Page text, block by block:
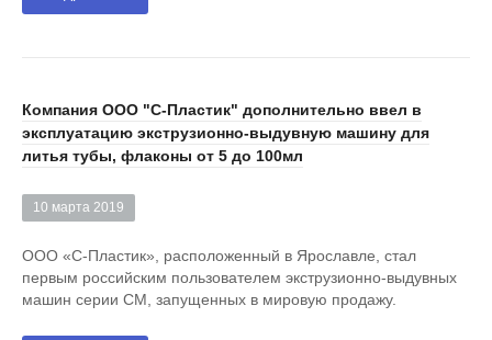
Компания ООО "С-Пластик" дополнительно ввел в
эксплуатацию экструзионно-выдувную машину для
литья тубы, флаконы от 5 до 100мл
10 марта 2019
ООО «С-Пластик», расположенный в Ярославле, стал
первым российским пользователем экструзионно-выдувных
машин серии СM, запущенных в мировую продажу.